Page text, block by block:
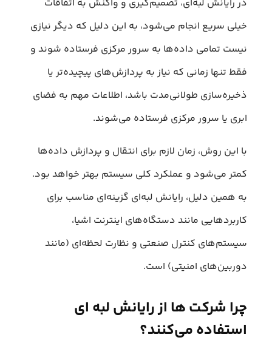
در رایانش لبه‌ای، تصمیم‌گیری و واکنش به اتفاقات
خیلی سریع انجام می‌شود، به این دلیل که دیگر نیازی
نیست تمامی داده‌ها به سرور مرکزی فرستاده شوند و
فقط تنها زمانی که نیاز به پردازش‌های پیچیده‌تر یا
ذخیره‌سازی طولانی‌مدت باشد، اطلاعات مهم به فضای
ابری یا سرور مرکزی فرستاده می‌شوند.
با این روش، زمان لازم برای انتقال و پردازش داده‌ها
کمتر می‌شود و عملکرد کلی سیستم بهتر خواهد بود.
به همین دلیل، رایانش لبه‌ای گزینه‌ای مناسب برای
کاربردهایی مانند دستگاه‌های اینترنت اشیا،
سیستم‌های کنترل صنعتی و نظارت لحظه‌ای (مانند
دوربین‌های امنیتی) است.
چرا شرکت‌ ها از رایانش لبه ای
استفاده می‌کنند؟